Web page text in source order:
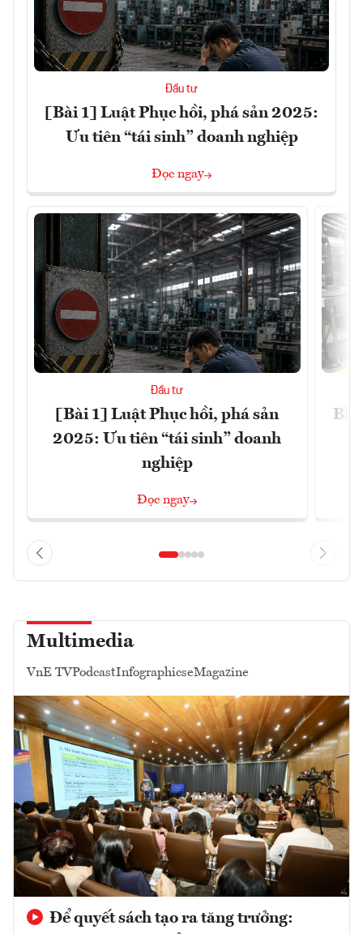
Đầu tư
[Bài 1] Luật Phục hồi, phá sản 2025:
Ưu tiên “tái sinh” doanh nghiệp
Đọc ngay
Đầu tư
[Bài 1] Luật Phục hồi, phá sản
2025: Ưu tiên “tái sinh” doanh
nghiệp
Đọc ngay
Multimedia
VnE TVPodcastInfographicseMagazine
Để quyết sách tạo ra tăng trưởng: